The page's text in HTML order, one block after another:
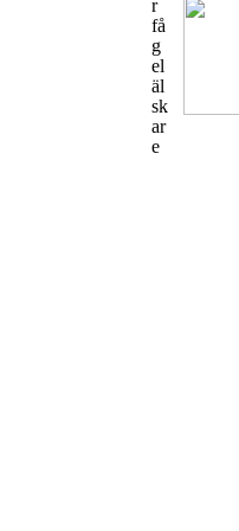
r
få
g
el
äl
sk
ar
e